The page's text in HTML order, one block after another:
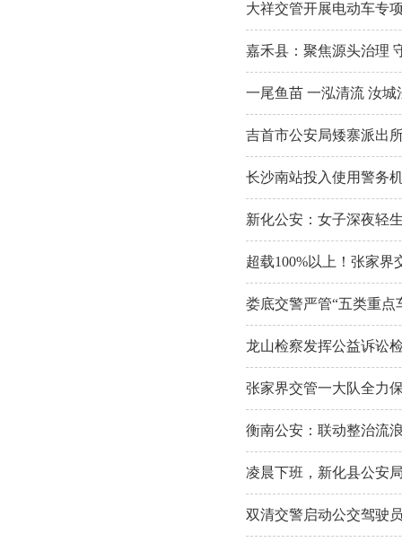
大祥交管开展电动车专
嘉禾县：聚焦源头治理
一尾鱼苗 一泓清流 汝
吉首市公安局矮寨派出
长沙南站投入使用警务
新化公安：女子深夜轻
超载100%以上！张家
娄底交警严管“五类重点
龙山检察发挥公益诉讼
张家界交管一大队全力
衡南公安：联动整治流
凌晨下班，新化县公安
双清交警启动公交驾驶